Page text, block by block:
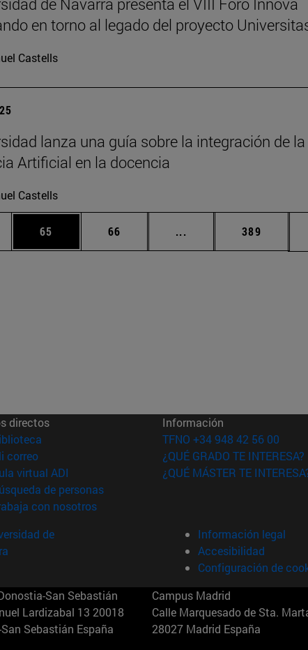
en torno al legado del proyecto
Castells
lanza una guía sobre la integración de la
Artificial en la docencia
Castells
Use TAB para desplazarse.
Página
65 Página
66 ... Páginas intermedias
Página
389
directos
(abre en nueva ventana)
correo(abre en nueva ventana)
virtual ADI (abre en nueva ventana)
de personas(abre en nueva ventana)
con nosotros(abre en nueva ventana)
Información
TFNO +34 948 42 56 00
¿QUÉ GRADO TE INTERESA?
¿QUÉ MÁSTER TE
de
Información legal
Accesibilidad
Configuración de
San Sebastián
Lardizabal 13 20018
Sebastián España
Campus Madrid
Calle Marquesado de Sta.
28027 Madrid España